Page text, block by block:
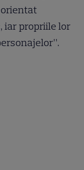
iar propriile lor